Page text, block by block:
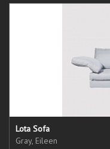
Lota Sofa
Gray, Eileen